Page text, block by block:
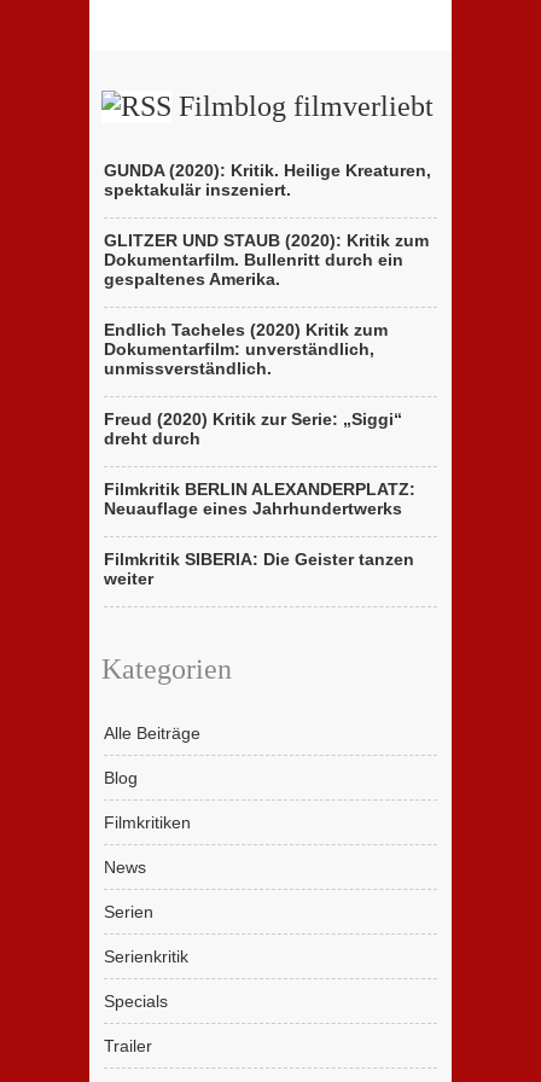
Filmblog filmverliebt
GUNDA (2020): Kritik. Heilige Kreaturen,
spektakulär inszeniert.
GLITZER UND STAUB (2020): Kritik zum
Dokumentarfilm. Bullenritt durch ein
gespaltenes Amerika.
Endlich Tacheles (2020) Kritik zum
Dokumentarfilm: unverständlich,
unmissverständlich.
Freud (2020) Kritik zur Serie: „Siggi“
dreht durch
Filmkritik BERLIN ALEXANDERPLATZ:
Neuauflage eines Jahrhundertwerks
Filmkritik SIBERIA: Die Geister tanzen
weiter
Kategorien
Alle Beiträge
Blog
Filmkritiken
News
Serien
Serienkritik
Specials
Trailer